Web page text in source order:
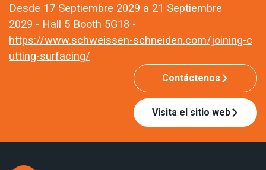
Desde 17 Septiembre 2029 a 21 Septiembre
2029 - Hall 5 Booth 5G18 -
https://www.schweissen-schneiden.com/joining-c
utting-surfacing/
Contáctenos
Visita el sitio web